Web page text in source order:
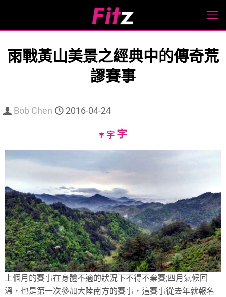
雨戰黃山美景之經典中的傳奇荒
謬賽事
Bob Chen 2016-04-24
字Decrease
字Reset
字Increase
上個月的賽事在身體不適的狀況下不得不棄賽;四月氣候回
溫，也是第一次參加大陸南方的賽事，這賽事從去年就報名